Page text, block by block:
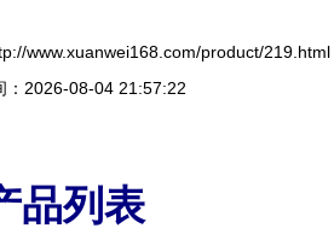
www.xuanwei168.com/product/219.html
：2026-08-04 21:57:22
品列表